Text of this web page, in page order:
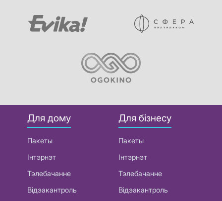
Для дому
Пакеты
Інтэрнэт
Тэлебачанне
Відэакантроль
Для бізнесу
Пакеты
Інтэрнэт
Тэлебачанне
Відэакантроль